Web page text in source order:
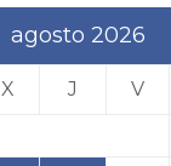
agosto 2026
X J V